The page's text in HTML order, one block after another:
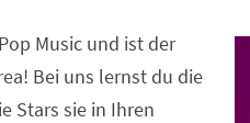
Music und ist der
Bei uns lernst du die
Stars sie in Ihren